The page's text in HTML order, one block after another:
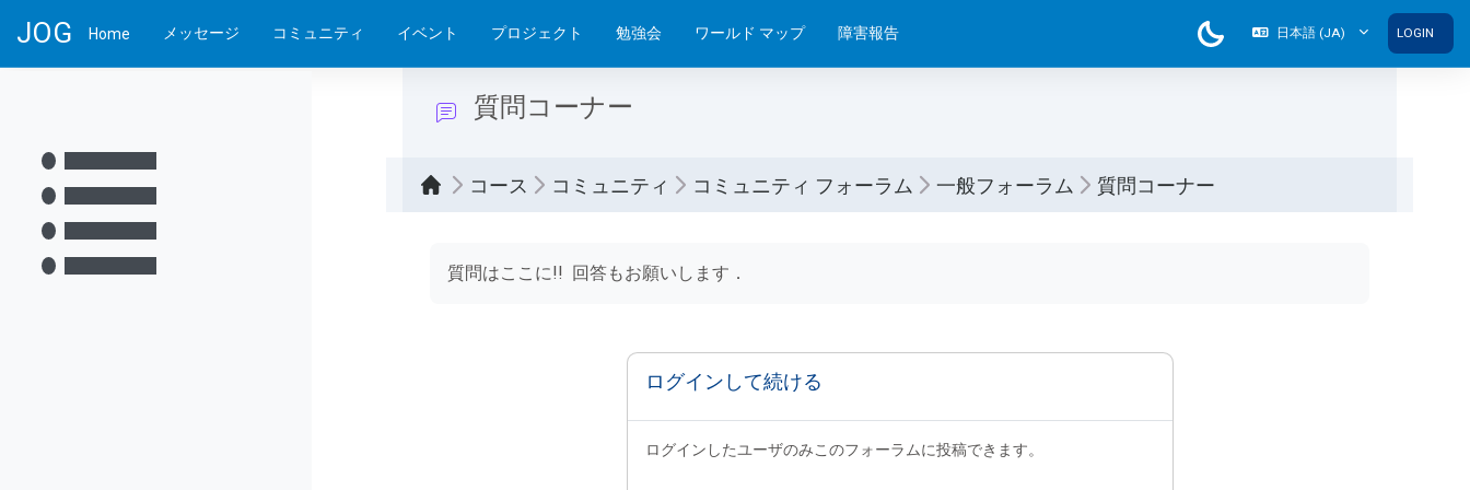
JOG Home メッセージ コミュニティ イベント プロジェクト 勉強会 ワールド マップ 障害報告 日本語 ‎(JA)‎ LOGIN
質問コーナー
コース コミュニティ コミュニティ フォーラム 一般フォーラム 質問コーナー
質問はここに!! 回答もお願いします．
ログインして続ける
ログインしたユーザのみこのフォーラムに投稿できます。